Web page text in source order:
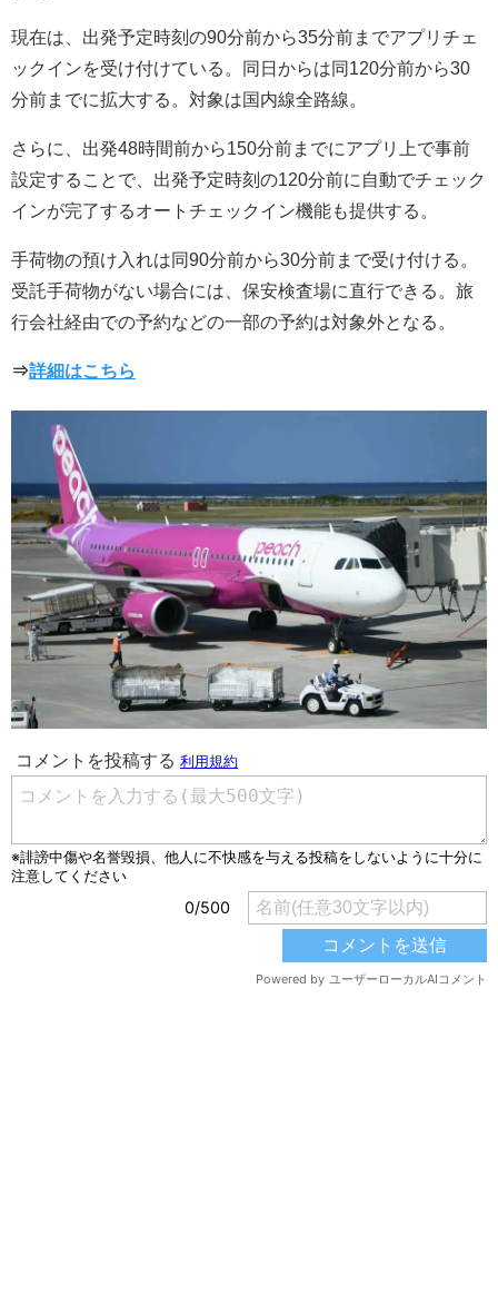
現在は、出発予定時刻の90分前から35分前までアプリチェ
ックインを受け付けている。同日からは同120分前から30
分前までに拡大する。対象は国内線全路線。
さらに、出発48時間前から150分前までにアプリ上で事前
設定することで、出発予定時刻の120分前に自動でチェック
インが完了するオートチェックイン機能も提供する。
手荷物の預け入れは同90分前から30分前まで受け付ける。
受託手荷物がない場合には、保安検査場に直行できる。旅
行会社経由での予約などの一部の予約は対象外となる。
⇒詳細はこちら